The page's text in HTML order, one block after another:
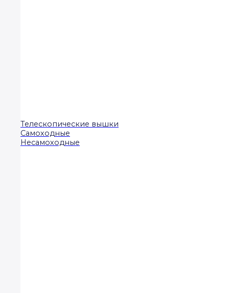
Телескопические вышки
Самоходные
Несамоходные